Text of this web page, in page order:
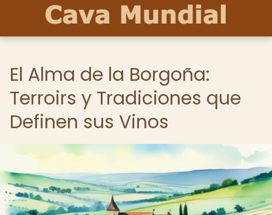
El Alma de la Borgoña:
Terroirs y Tradiciones que
Definen sus Vinos